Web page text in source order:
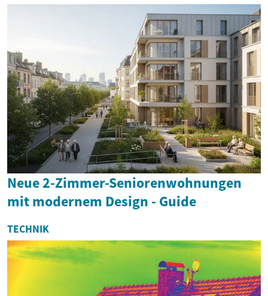
Neue 2-Zimmer-Seniorenwohnungen
mit modernem Design - Guide
TECHNIK